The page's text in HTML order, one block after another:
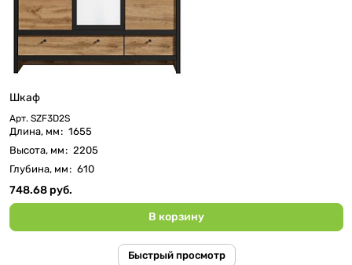
Шкаф
Арт. SZF3D2S
Длина, мм: 1655
Высота, мм: 2205
Глубина, мм: 610
748.68 руб.
В корзину
Быстрый просмотр